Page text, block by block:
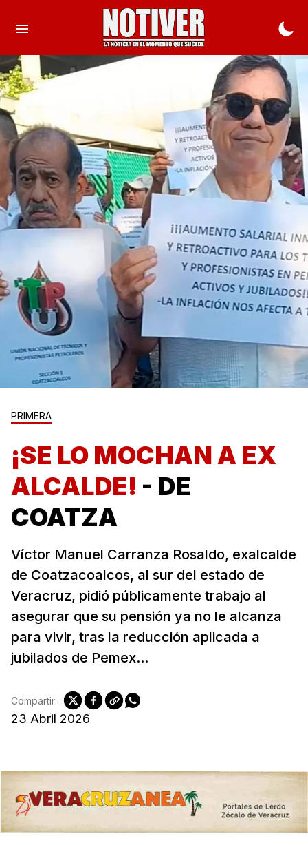
PRIMERA
¡SE LO MOCHAN A EX
ALCALDE! - DE
COATZA
Víctor Manuel Carranza Rosaldo, exalcalde
de Coatzacoalcos, al sur del estado de
Veracruz, pidió públicamente trabajo al
asegurar que su pensión ya no le alcanza
para vivir, tras la reducción aplicada a
jubilados de Pemex...
23 Abril 2026
Compartir: